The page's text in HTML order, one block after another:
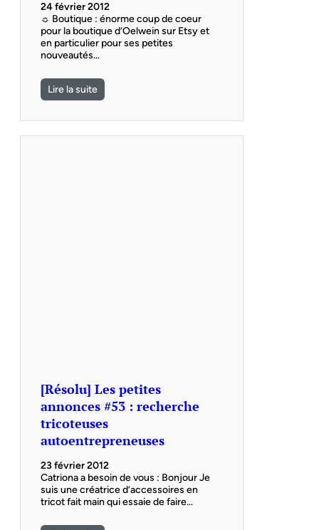
24 février 2012
☼ Boutique : énorme coup de coeur
pour la boutique d’Oelwein sur Etsy et
en particulier pour ses petites
nouveautés…
Lire la suite
[Résolu] Les petites
annonces #53 : recherche
tricoteuses
autoentrepreneuses
23 février 2012
Catriona a besoin de vous : Bonjour Je
suis une créatrice d’accessoires en
tricot fait main qui essaie de faire…